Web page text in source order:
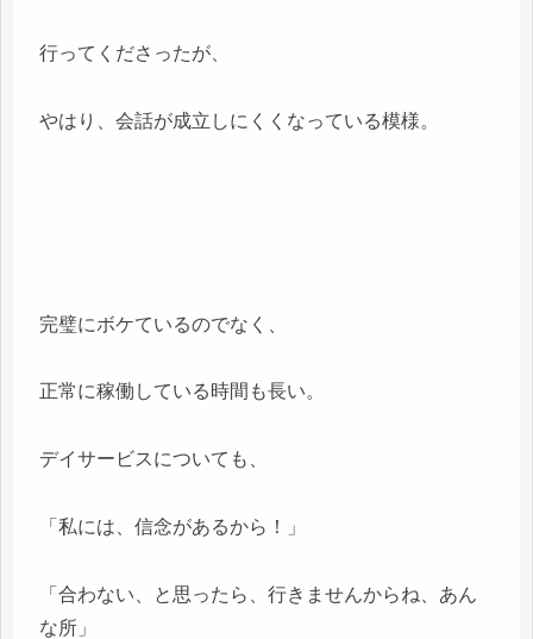
行ってくださったが、
やはり、会話が成立しにくくなっている模様。
完璧にボケているのでなく、
正常に稼働している時間も長い。
デイサービスについても、
「私には、信念があるから！」
「合わない、と思ったら、行きませんからね、あん
な所」